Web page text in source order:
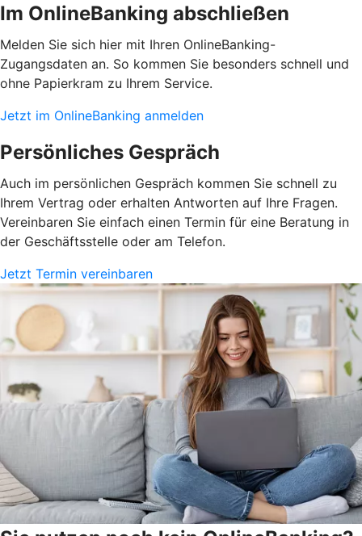
Im OnlineBanking abschließen
Melden Sie sich hier mit Ihren OnlineBanking-
Zugangsdaten an. So kommen Sie besonders schnell und
ohne Papierkram zu Ihrem Service.
Jetzt im OnlineBanking anmelden
Persönliches Gespräch
Auch im persönlichen Gespräch kommen Sie schnell zu
Ihrem Vertrag oder erhalten Antworten auf Ihre Fragen.
Vereinbaren Sie einfach einen Termin für eine Beratung in
der Geschäftsstelle oder am Telefon.
Jetzt Termin vereinbaren